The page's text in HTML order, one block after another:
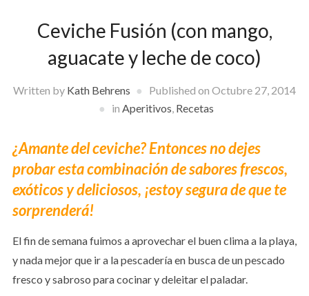
Ceviche Fusión (con mango,
aguacate y leche de coco)
Written by Kath Behrens Published on Octubre 27, 2014
in Aperitivos, Recetas
¿Amante del ceviche? Entonces no dejes
probar esta combinación de sabores frescos,
exóticos y deliciosos, ¡estoy segura de que te
sorprenderá!
El fin de semana fuimos a aprovechar el buen clima a la playa,
y nada mejor que ir a la pescadería en busca de un pescado
fresco y sabroso para cocinar y deleitar el paladar.